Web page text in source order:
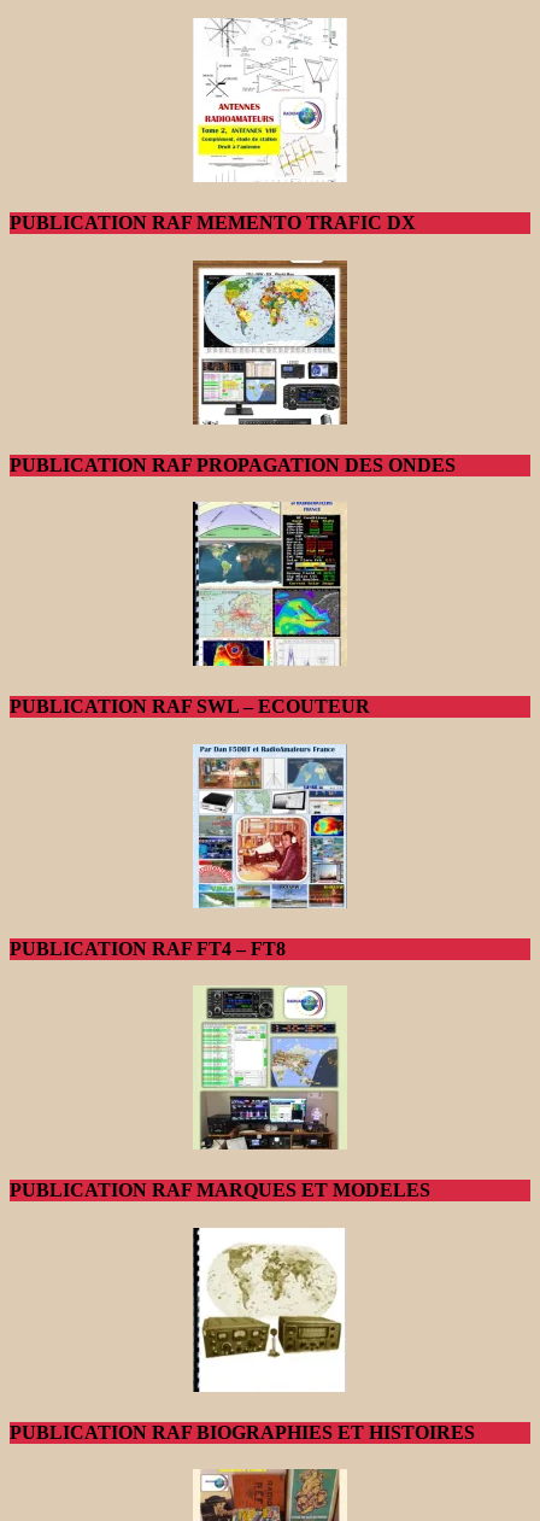
PUBLICATION RAF MEMENTO TRAFIC DX
PUBLICATION RAF PROPAGATION DES ONDES
PUBLICATION RAF SWL – ECOUTEUR
PUBLICATION RAF FT4 – FT8
PUBLICATION RAF MARQUES ET MODELES
PUBLICATION RAF BIOGRAPHIES ET HISTOIRES